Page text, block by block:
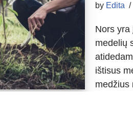
by Edita
Nors yra
medelių
ištisus
medžius